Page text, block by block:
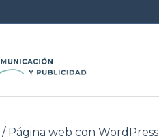
/ Página web con WordPress